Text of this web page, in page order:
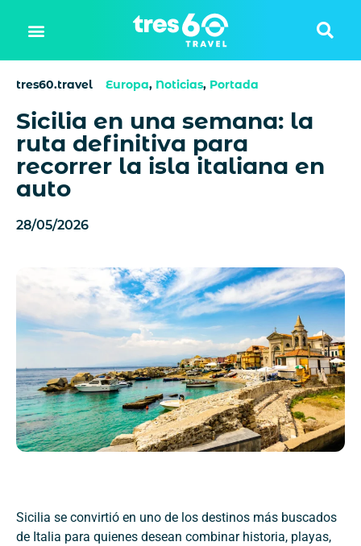
tres60.travel Europa, Noticias, Portada
Sicilia en una semana: la
ruta definitiva para
recorrer la isla italiana en
auto
28/05/2026
Sicilia se convirtió en uno de los destinos más buscados
de Italia para quienes desean combinar historia, playas,